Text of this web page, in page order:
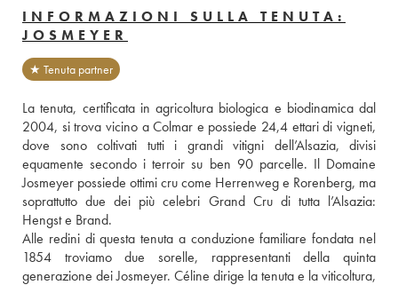
INFORMAZIONI SULLA TENUTA:
JOSMEYER
★ Tenuta partner
La tenuta, certificata in agricoltura biologica e biodinamica dal
2004, si trova vicino a Colmar e possiede 24,4 ettari di vigneti,
dove sono coltivati tutti i grandi vitigni dell’Alsazia, divisi
equamente secondo i terroir su ben 90 parcelle. Il Domaine
Josmeyer possiede ottimi cru come Herrenweg e Rorenberg, ma
soprattutto due dei più celebri Grand Cru di tutta l’Alsazia:
Hengst e Brand.
Alle redini di questa tenuta a conduzione familiare fondata nel
1854 troviamo due sorelle, rappresentanti della quinta
generazione dei Josmeyer. Céline dirige la tenuta e la viticoltura,